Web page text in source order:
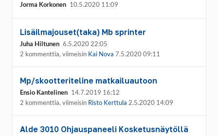
Jorma Korkonen 10.5.2020 11:09
Lisäilmajouset(taka) Mb sprinter
Juha Hiltunen 6.5.2020 22:05
2 kommenttia, viimeisin Kai Nova 7.5.2020 09:11
Mp/skootteriteline matkailuautoon
Ensio Kantelinen 14.7.2019 16:12
2 kommenttia, viimeisin Risto Kerttula 2.5.2020 14:09
Alde 3010 Ohjauspaneeli Kosketusnäytöllä